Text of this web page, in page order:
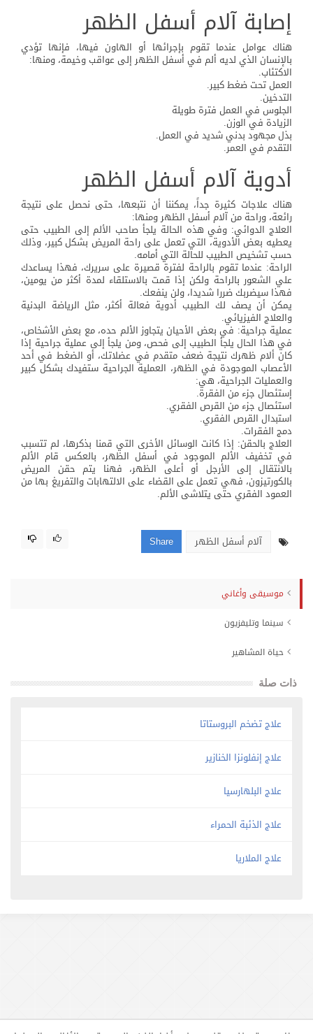
إصابة آلام أسفل الظهر
هناك عوامل عندما تقوم بإجرائها أو الهاون فيها، فإنها تؤدي
بالإنسان الذي لديه ألم في أسفل الظهر إلى عواقب وخيمة، ومنها:
الاكتئاب.
العمل تحت ضغط كبير.
التدخين.
الجلوس في العمل فترة طويلة
الزيادة في الوزن.
بذل مجهود بدني شديد في العمل.
التقدم في العمر.
أدوية آلام أسفل الظهر
هناك علاجات كثيرة جداً، يمكننا أن نتبعها، حتى نحصل على نتيجة
رائعة، وراحة من آلام أسفل الظهر ومنها:
العلاج الدوائي: وفي هذه الحالة يلجأ صاحب الألم إلى الطبيب حتى
يعطيه بعض الأدوية، التي تعمل على راحة المريض بشكل كبير، وذلك
حسب تشخيص الطبيب للحالة التي أمامه.
الراحة: عندما تقوم بالراحة لفترة قصيرة على سريرك، فهذا يساعدك
علي الشعور بالراحة ولكن إذا قمت بالاستلقاء لمدة أكثر من يومين،
فهذا سيضربك ضررا شديدا، ولن ينفعك.
يمكن أن يصف لك الطبيب أدوية فعالة أكثر، مثل الرياضة البدنية
والعلاج الفيزيائي.
عملية جراحية: في بعض الأحيان يتجاوز الألم حده، مع بعض الأشخاص،
في هذا الحال يلجأ الطبيب إلى فحص، ومن يلجأ إلى عملية جراحية إذا
كان ألام ظهرك نتيجة ضعف متقدم في عضلاتك، أو الضغط في أحد
الأعصاب الموجودة في الظهر، العملية الجراحية ستفيدك بشكل كبير
والعمليات الجراحية، هي:
إستئصال جزء من الفقرة.
استئصال جزء من القرص الفقري.
استبدال القرص الفقري.
دمج الفقرات.
العلاج بالحقن: إذا كانت الوسائل الأخرى التي قمنا بذكرها، لم تتسبب
في تخفيف الألم الموجود في أسفل الظهر، بالعكس قام الألم
بالانتقال إلى الأرجل أو أعلى الظهر، فهنا يتم حقن المريض
بالكورتيزون، فهي تعمل على القضاء على الالتهابات والتفريغ بها من
العمود الفقري حتى يتلاشى الألم.
آلام أسفل الظهر Share
موسيقى وأغاني
سينما وتليفزيون
حياة المشاهير
ذات صلة
علاج تضخم البروستاتا
علاج إنفلونزا الخنازير
علاج البلهارسيا
علاج الذئبة الحمراء
علاج الملاريا